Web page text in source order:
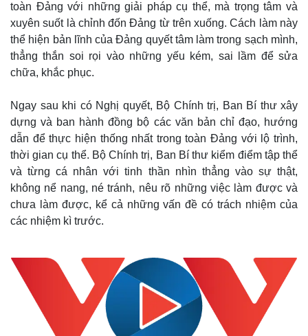
toàn Đảng với những giải pháp cụ thể, mà trọng tâm và
xuyên suốt là chỉnh đốn Đảng từ trên xuống. Cách làm này
thể hiện bản lĩnh của Đảng quyết tâm làm trong sạch mình,
thẳng thắn soi rọi vào những yếu kém, sai lầm để sửa
chữa, khắc phục.
Ngay sau khi có Nghị quyết, Bộ Chính trị, Ban Bí thư xây
dựng và ban hành đồng bộ các văn bản chỉ đạo, hướng
dẫn để thực hiện thống nhất trong toàn Đảng với lộ trình,
thời gian cụ thể. Bộ Chính trị, Ban Bí thư kiểm điểm tập thể
và từng cá nhân với tinh thần nhìn thẳng vào sự thật,
không nể nang, né tránh, nêu rõ những việc làm được và
chưa làm được, kể cả những vấn đề có trách nhiệm của
các nhiệm kì trước.